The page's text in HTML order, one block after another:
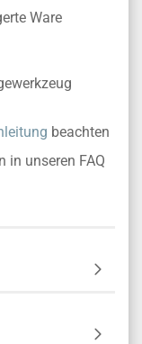
Ware
beachten
in unseren FAQ